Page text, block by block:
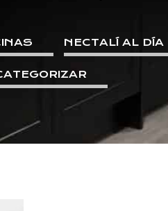
NECTALÍ AL DÍA